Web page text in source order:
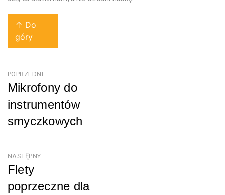
↑ Do
góry
Nawigacja
wpisu
POPRZEDNI
Mikrofony do
instrumentów
smyczkowych
NASTĘPNY
Flety
poprzeczne dla